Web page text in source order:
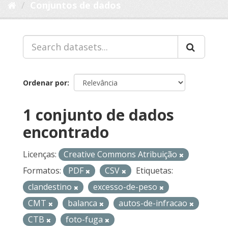
Ordenar por
1 conjunto de dados
encontrado
Licenças:
Creative Commons Atribuição
Formatos:
PDF CSV
Etiquetas:
clandestino
excesso-de-peso
CMT
balanca
autos-de-infracao
CTB
foto-fuga